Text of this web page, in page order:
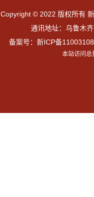
Copyright © 2022 版权所有
通讯地址：乌鲁木
备案号： 新ICP备
本站访问